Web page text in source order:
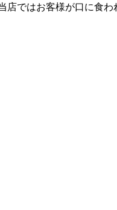
ではお客様が口に食